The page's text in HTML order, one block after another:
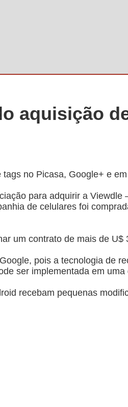
aquisição
no Picasa, Google+ e
para adquirir a
de celulares foi
um contrato de mais de
pois a tecnologia de
ser implementada em
recebam pequenas